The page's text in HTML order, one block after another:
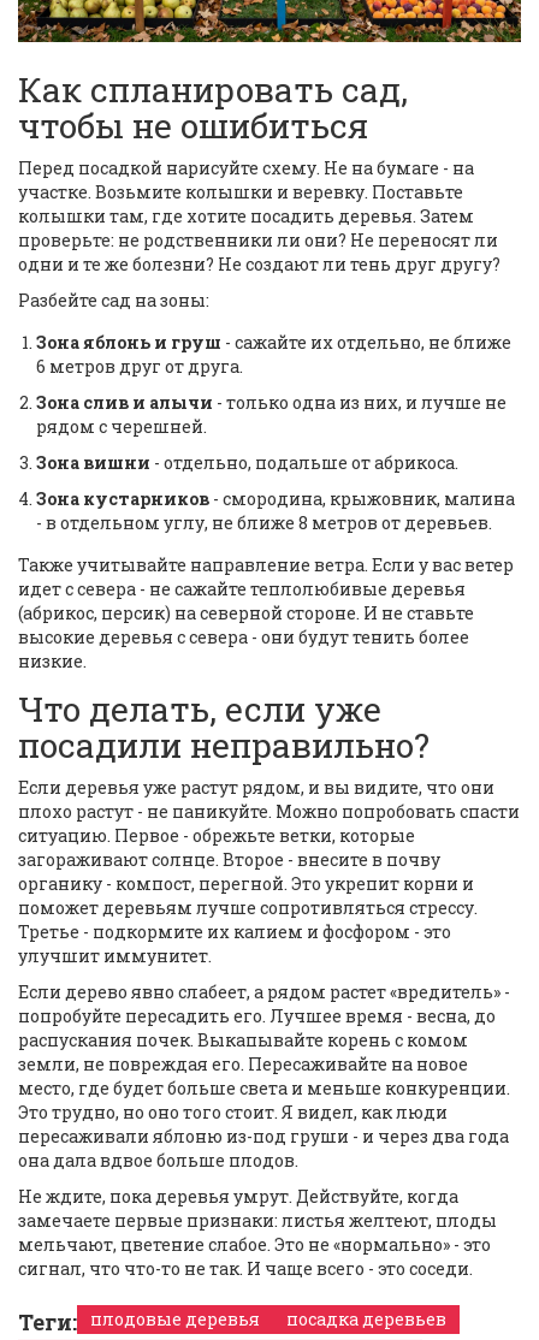
Как спланировать сад,
чтобы не ошибиться
Перед посадкой нарисуйте схему. Не на бумаге - на
участке. Возьмите колышки и веревку. Поставьте
колышки там, где хотите посадить деревья. Затем
проверьте: не родственники ли они? Не переносят ли
одни и те же болезни? Не создают ли тень друг другу?
Разбейте сад на зоны:
Зона яблонь и груш - сажайте их отдельно, не ближе
6 метров друг от друга.
Зона слив и алычи - только одна из них, и лучше не
рядом с черешней.
Зона вишни - отдельно, подальше от абрикоса.
Зона кустарников - смородина, крыжовник, малина
- в отдельном углу, не ближе 8 метров от деревьев.
Также учитывайте направление ветра. Если у вас ветер
идет с севера - не сажайте теплолюбивые деревья
(абрикос, персик) на северной стороне. И не ставьте
высокие деревья с севера - они будут тенить более
низкие.
Что делать, если уже
посадили неправильно?
Если деревья уже растут рядом, и вы видите, что они
плохо растут - не паникуйте. Можно попробовать спасти
ситуацию. Первое - обрежьте ветки, которые
загораживают солнце. Второе - внесите в почву
органику - компост, перегной. Это укрепит корни и
поможет деревьям лучше сопротивляться стрессу.
Третье - подкормите их калием и фосфором - это
улучшит иммунитет.
Если дерево явно слабеет, а рядом растет «вредитель» -
попробуйте пересадить его. Лучшее время - весна, до
распускания почек. Выкапывайте корень с комом
земли, не повреждая его. Пересаживайте на новое
место, где будет больше света и меньше конкуренции.
Это трудно, но оно того стоит. Я видел, как люди
пересаживали яблоню из-под груши - и через два года
она дала вдвое больше плодов.
Не ждите, пока деревья умрут. Действуйте, когда
замечаете первые признаки: листья желтеют, плоды
мельчают, цветение слабое. Это не «нормально» - это
сигнал, что что-то не так. И чаще всего - это соседи.
Теги: плодовые деревья
посадка деревьев